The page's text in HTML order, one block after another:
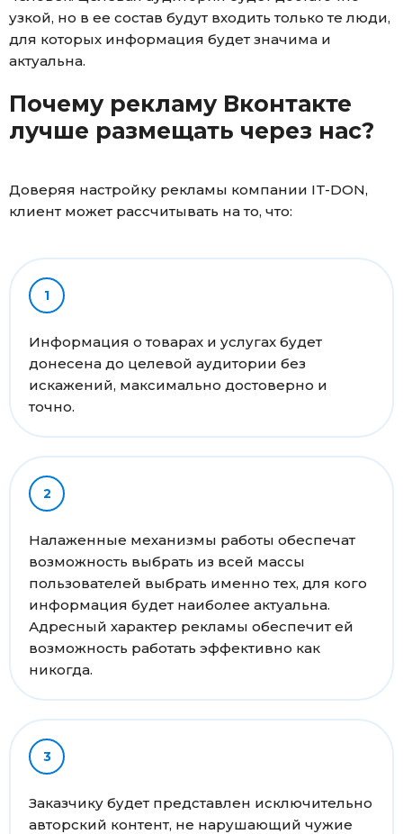
узкой, но в ее состав будут входить только те люди,
для которых информация будет значима и
актуальна.
Почему рекламу Вконтакте
лучше размещать через нас?
Доверяя настройку рекламы компании IT-DON,
клиент может рассчитывать на то, что:
Информация о товарах и услугах будет
донесена до целевой аудитории без
искажений, максимально достоверно и
точно.
Налаженные механизмы работы обеспечат
возможность выбрать из всей массы
пользователей выбрать именно тех, для кого
информация будет наиболее актуальна.
Адресный характер рекламы обеспечит ей
возможность работать эффективно как
никогда.
Заказчику будет представлен исключительно
авторский контент, не нарушающий чужие